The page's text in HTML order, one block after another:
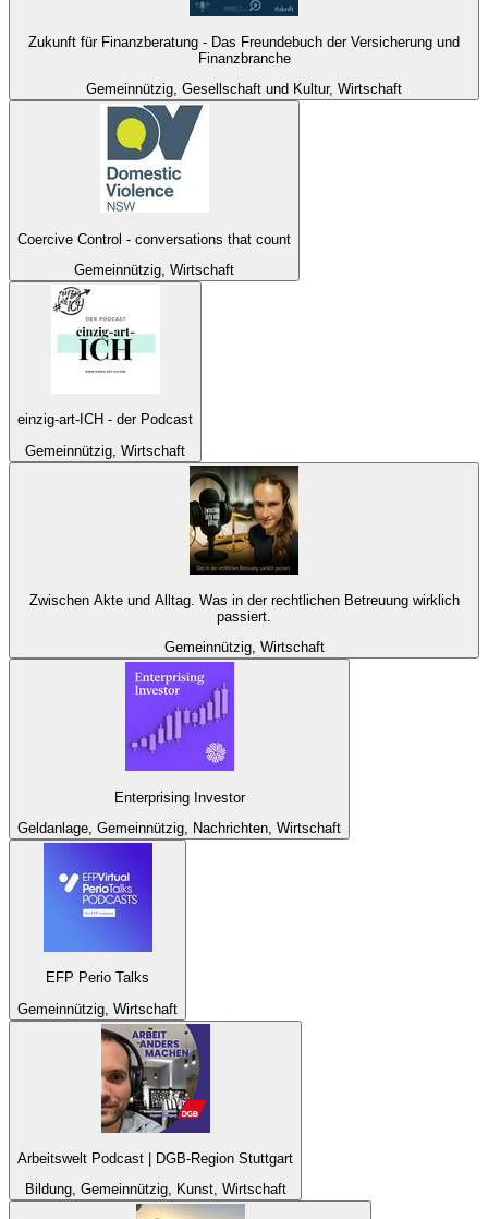
Zukunft für Finanzberatung - Das Freundebuch der Versicherung und
Finanzbranche
Gemeinnützig, Gesellschaft und Kultur, Wirtschaft
Coercive Control - conversations that count
Gemeinnützig, Wirtschaft
einzig-art-ICH - der Podcast
Gemeinnützig, Wirtschaft
Zwischen Akte und Alltag. Was in der rechtlichen Betreuung wirklich
passiert.
Gemeinnützig, Wirtschaft
Enterprising Investor
Geldanlage, Gemeinnützig, Nachrichten, Wirtschaft
EFP Perio Talks
Gemeinnützig, Wirtschaft
Arbeitswelt Podcast | DGB-Region Stuttgart
Bildung, Gemeinnützig, Kunst, Wirtschaft